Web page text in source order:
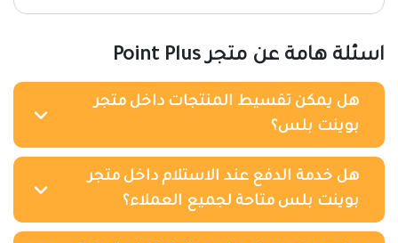
اسئلة هامة عن متجر Point Plus
هل يمكن تقسيط المنتجات داخل متجر
بوينت بلس؟
هل خدمة الدفع عند الاستلام داخل متجر
بوينت بلس متاحة لجميع العملاء؟